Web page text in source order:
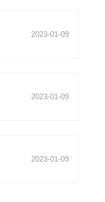
2023-01-09
2023-01-09
2023-01-09